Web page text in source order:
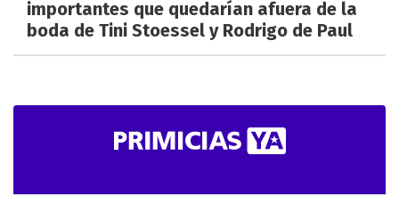
importantes que quedarían afuera de la
boda de Tini Stoessel y Rodrigo de Paul